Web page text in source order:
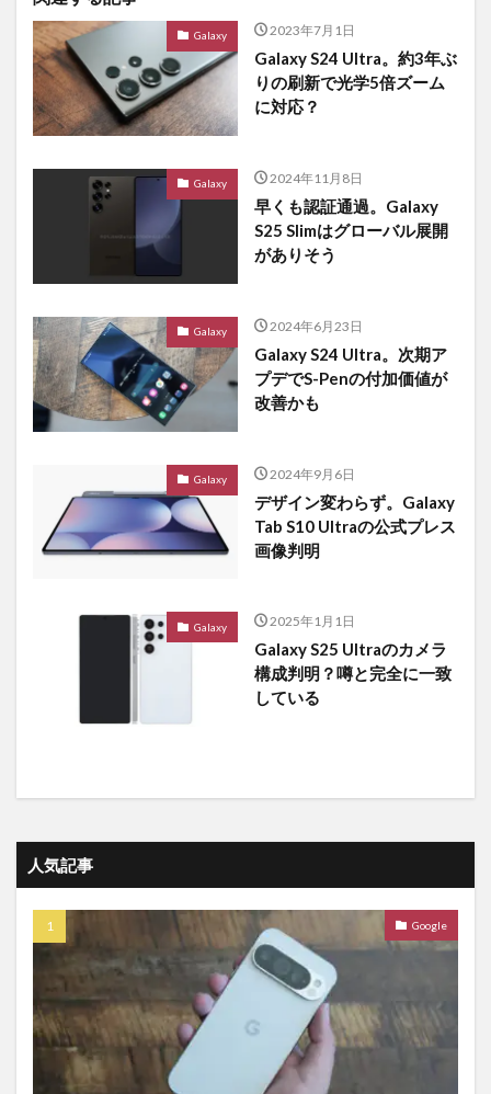
Galaxy 2023年7月1日
Galaxy S24 Ultra。約3年ぶ
りの刷新で光学5倍ズーム
に対応？
Galaxy 2024年11月8日
早くも認証通過。Galaxy
S25 Slimはグローバル展開
がありそう
Galaxy 2024年6月23日
Galaxy S24 Ultra。次期ア
プデでS-Penの付加価値が
改善かも
Galaxy 2024年9月6日
デザイン変わらず。Galaxy
Tab S10 Ultraの公式プレス
画像判明
Galaxy 2025年1月1日
Galaxy S25 Ultraのカメラ
構成判明？噂と完全に一致
している
人気記事
Google